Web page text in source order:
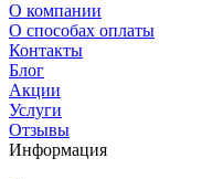
О компании
О способах оплаты
Контакты
Блог
Акции
Услуги
Отзывы
Информация